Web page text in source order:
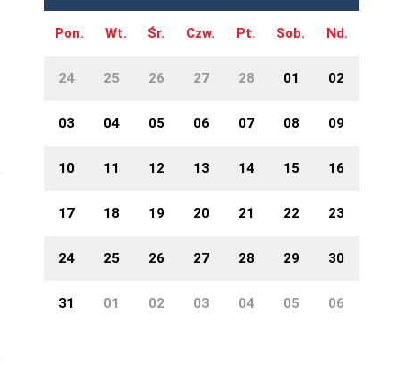
Pon. Wt. Śr. Czw. Pt. Sob. Nd.
24 25 26 27 28 01 02
03 04 05 06 07 08 09
10 11 12 13 14 15 16
17 18 19 20 21 22 23
24 25 26 27 28 29 30
31 01 02 03 04 05 06